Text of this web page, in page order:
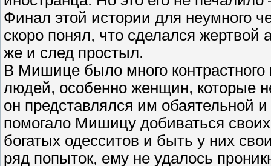
Финал этой истории для неумного
скоро понял, что сделался
же и след простыл.
В Мишице было много контрастного
людей, особенно женщин, которые
он представлялся им обаятельной
помогало Мишицу добиваться
богатых одесситов и быть у них
ряд попыток, ему не удалось